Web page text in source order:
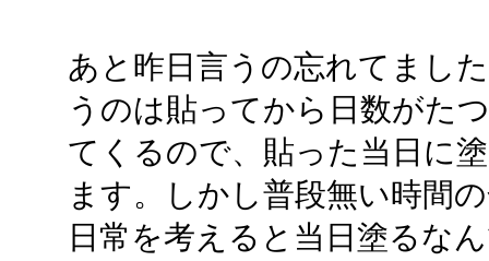
あと昨日言うの忘れてまし
うのは貼ってから日数がた
てくるので、貼った当日に
ます。しかし普段無い時間
日常を考えると当日塗るな